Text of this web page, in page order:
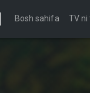
Bosh sahifa TV ni